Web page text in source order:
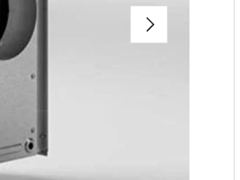
NÄCHSTE